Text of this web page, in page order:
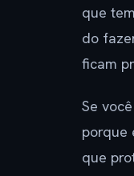
que
do
ficam
Se
porque
que